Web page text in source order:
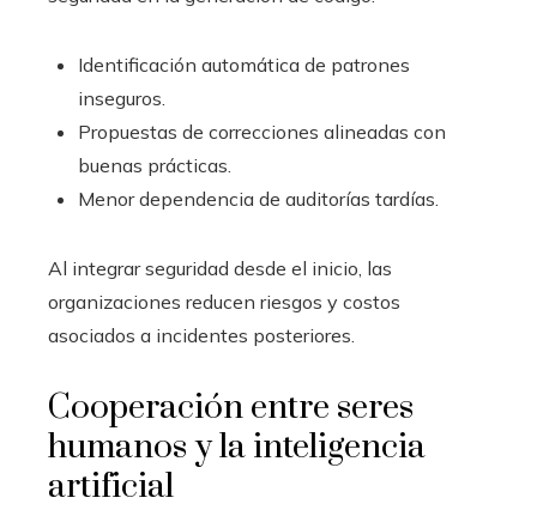
Identificación automática de patrones
inseguros.
Propuestas de correcciones alineadas con
buenas prácticas.
Menor dependencia de auditorías tardías.
Al integrar seguridad desde el inicio, las
organizaciones reducen riesgos y costos
asociados a incidentes posteriores.
Cooperación entre seres
humanos y la inteligencia
artificial